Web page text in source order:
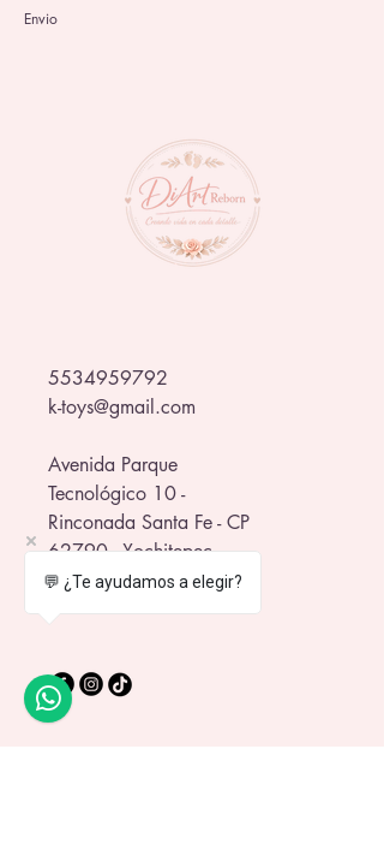
Envio
5534959792
k-toys@gmail.com
Avenida Parque
Tecnológico 10 -
Rinconada Santa Fe - CP
62790 - Xochitepec
frente al WTC Morelos
💬 ¿Te ayudamos a elegir?